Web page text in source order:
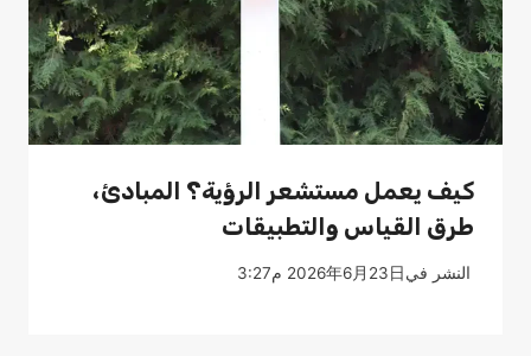
كيف يعمل مستشعر الرؤية؟ المبادئ،
طرق القياس والتطبيقات
النشر في2026年6月23日 م3:27